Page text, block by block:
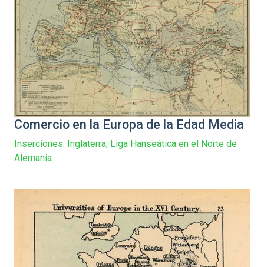
Comercio en la Europa de la Edad Media
Inserciones: Inglaterra; Liga Hanseática en el Norte de
Alemania